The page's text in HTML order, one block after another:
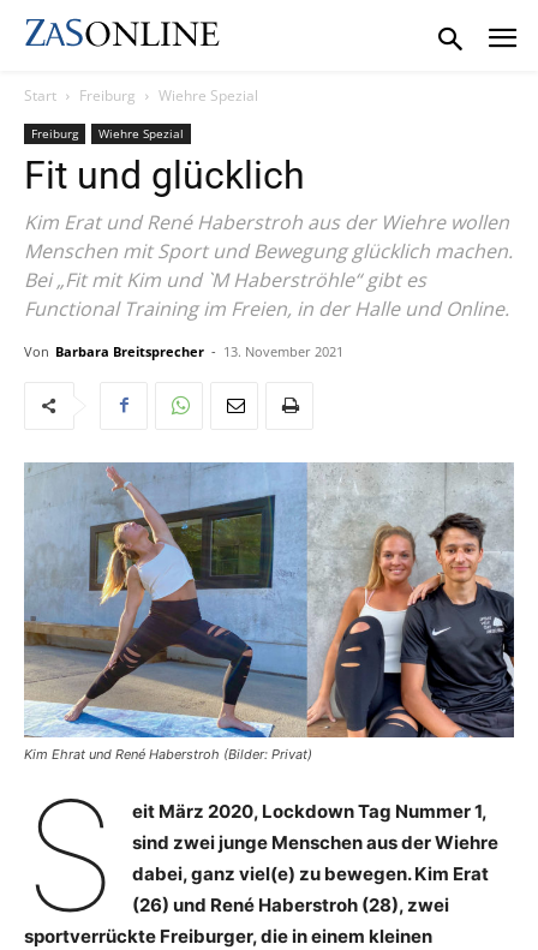
Start Freiburg Wiehre Spezial
Freiburg Wiehre Spezial
Fit und glücklich
Kim Erat und René Haberstroh aus der Wiehre wollen
Menschen mit Sport und Bewegung glücklich machen.
Bei „Fit mit Kim und `M Haberströhle“ gibt es
Functional Training im Freien, in der Halle und Online.
Von Barbara Breitsprecher - 13. November 2021
Kim Ehrat und René Haberstroh (Bilder: Privat)
S
eit März 2020, Lockdown Tag Nummer 1,
sind zwei junge Menschen aus der Wiehre
dabei, ganz viel(e) zu bewegen. Kim Erat
(26) und René Haberstroh (28), zwei
sportverrückte Freiburger, die in einem kleinen